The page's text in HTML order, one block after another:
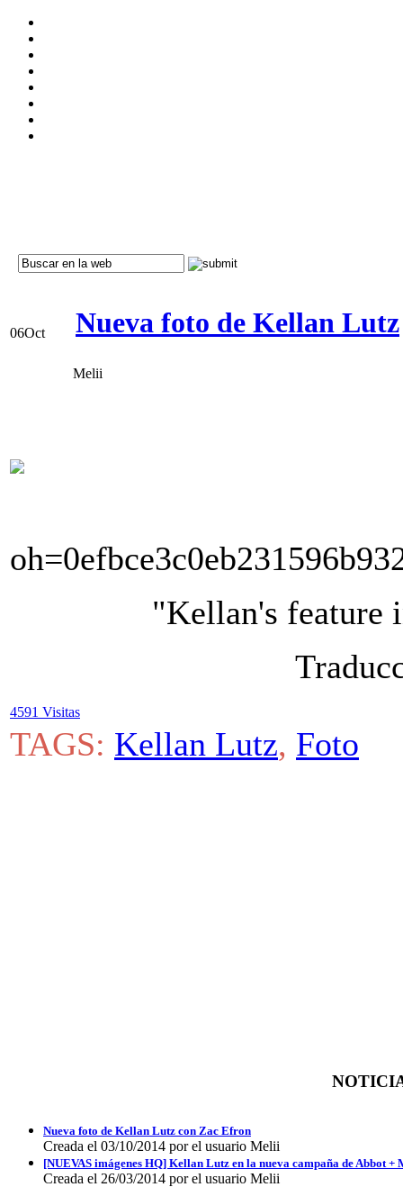
06Oct Nueva foto de Kellan Lutz
Melii
"Kellan's feature
4591 Visitas
TAGS: Kellan Lutz, Foto
Nueva foto de Kellan Lutz con Zac Efron
Creada el 03/10/2014 por el usuario Melii
[NUEVAS imágenes HQ] Kellan Lutz en la nueva campaña de Abbot +
Creada el 26/03/2014 por el usuario Melii